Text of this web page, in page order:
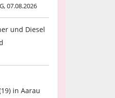
07.08.2026
und Diesel
in Aarau